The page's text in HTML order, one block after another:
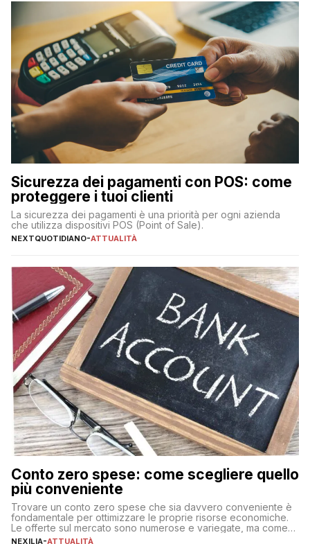
Sicurezza dei pagamenti con POS: come
proteggere i tuoi clienti
La sicurezza dei pagamenti è una priorità per ogni azienda
che utilizza dispositivi POS (Point of Sale).
NEXTQUOTIDIANO-ATTUALITÀ
Conto zero spese: come scegliere quello
più conveniente
Trovare un conto zero spese che sia davvero conveniente è
fondamentale per ottimizzare le proprie risorse economiche.
Le offerte sul mercato sono numerose e variegate, ma come
individuare quella più adatta alle proprie esigenze senza
NEXILIA-ATTUALITÀ